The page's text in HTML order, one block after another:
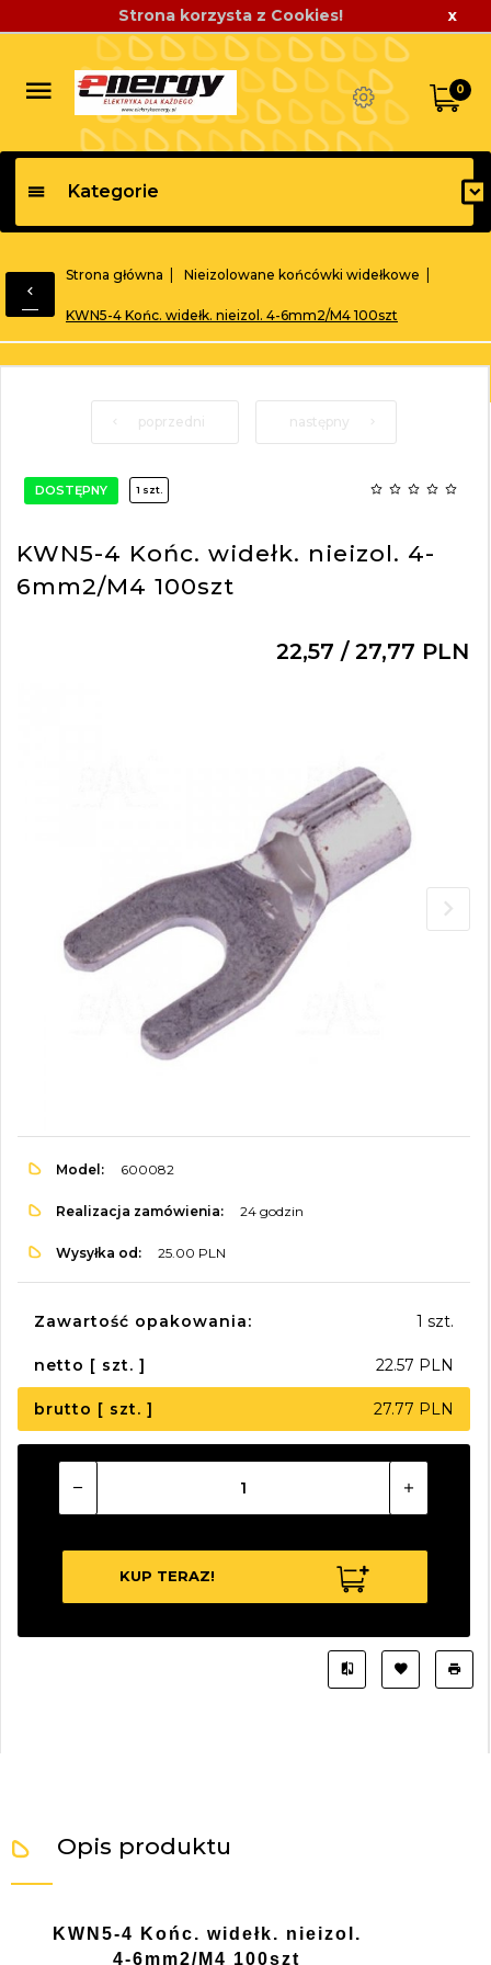
Strona korzysta z Cookies! x
0
Kategorie
Strona główna Nieizolowane końcówki widełkowe
KWN5-4 Końc. widełk. nieizol. 4-6mm2/M4 100szt
poprzedni następny
DOSTĘPNY 1 szt.
KWN5-4 Końc. widełk. nieizol. 4-
6mm2/M4 100szt
22,57 / 27,77 PLN
Model: 600082
Realizacja zamówienia: 24 godzin
Wysyłka od: 25.00 PLN
Zawartość opakowania: 1 szt.
netto [ szt. ] 22.57 PLN
brutto [ szt. ] 27.77 PLN
KUP TERAZ!
Opis produktu
KWN5-4 Końc. widełk. nieizol.
4-6mm2/M4 100szt